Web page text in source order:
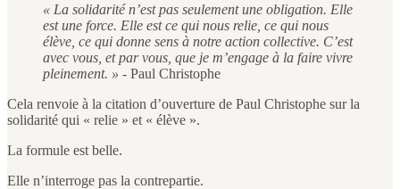
« La solidarité n’est pas seulement une obligation. Elle
est une force. Elle est ce qui nous relie, ce qui nous
élève, ce qui donne sens à notre action collective. C’est
avec vous, et par vous, que je m’engage à la faire vivre
pleinement. » - Paul Christophe
Cela renvoie à la citation d’ouverture de Paul Christophe sur la
solidarité qui « relie » et « élève ».
La formule est belle.
Elle n’interroge pas la contrepartie.